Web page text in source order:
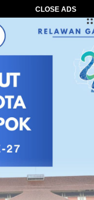
CLOSE ADS